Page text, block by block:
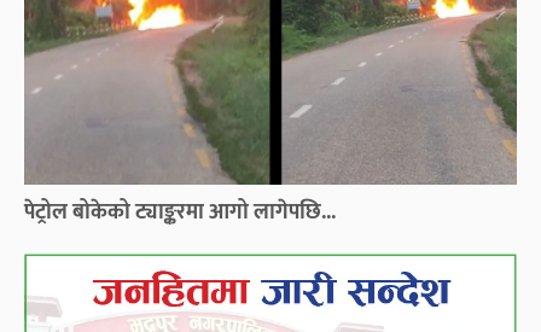
पेट्रोल बोकेको ट्याङ्करमा आगो लागेपछि...